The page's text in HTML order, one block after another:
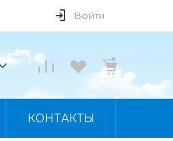
Войти
КОНТАКТЫ